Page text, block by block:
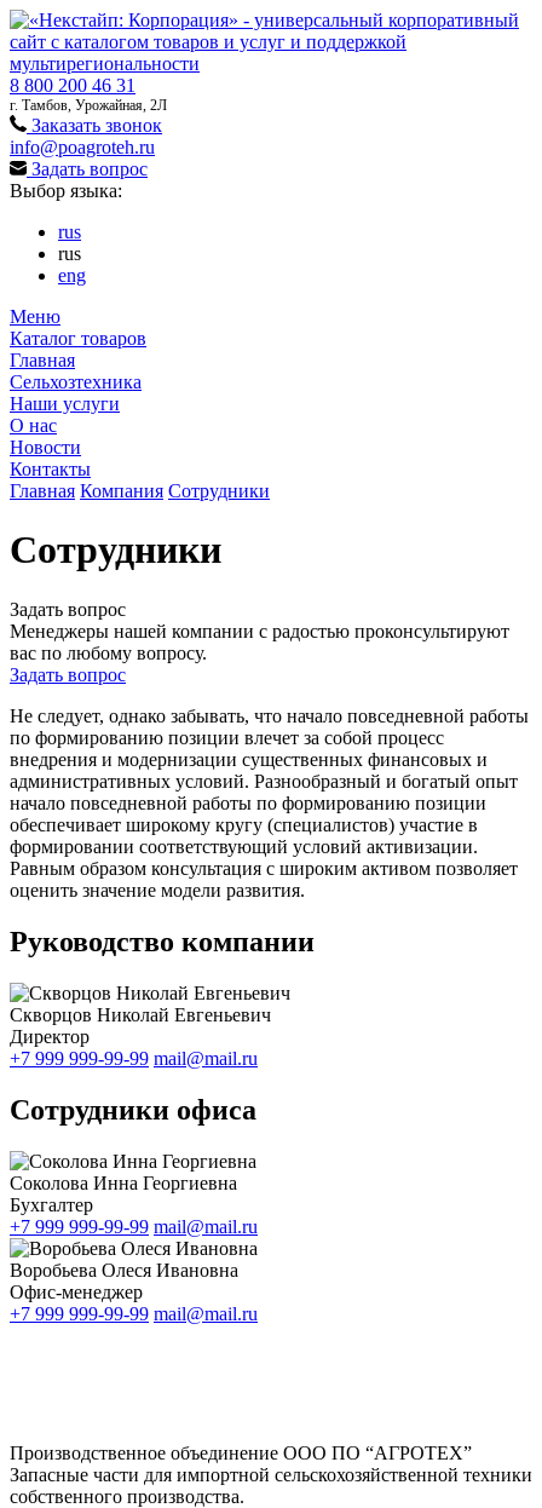
8 800 200 46 31
г. Тамбов, Урожайная, 2Л
Заказать звонок
info@poagroteh.ru
Задать вопрос
Выбор языка:
rus
rus
eng
Меню
Каталог товаров
Главная
Сельхозтехника
Наши услуги
О нас
Новости
Контакты
Главная Компания Сотрудники
Сотрудники
Задать вопрос
Менеджеры нашей компании с радостью проконсультируют
вас по любому вопросу.
Задать вопрос
Не следует, однако забывать, что начало повседневной работы
по формированию позиции влечет за собой процесс
внедрения и модернизации существенных финансовых и
административных условий. Разнообразный и богатый опыт
начало повседневной работы по формированию позиции
обеспечивает широкому кругу (специалистов) участие в
формировании соответствующий условий активизации.
Равным образом консультация с широким активом позволяет
оценить значение модели развития.
Руководство компании
Скворцов Николай Евгеньевич
Директор
+7 999 999-99-99 mail@mail.ru
Сотрудники офиса
Соколова Инна Георгиевна
Бухгалтер
+7 999 999-99-99 mail@mail.ru
Воробьева Олеся Ивановна
Офис-менеджер
+7 999 999-99-99 mail@mail.ru
Производственное объединение ООО ПО “АГРОТЕХ”
Запасные части для импортной сельскохозяйственной техники
собственного производства.